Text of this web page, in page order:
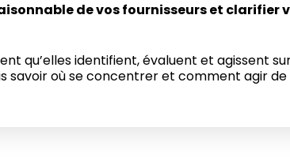
de vos fournisseurs et clarifier
qu’ellesidentifient, évaluent et agissent
savoir où se concentrer et comment agirde